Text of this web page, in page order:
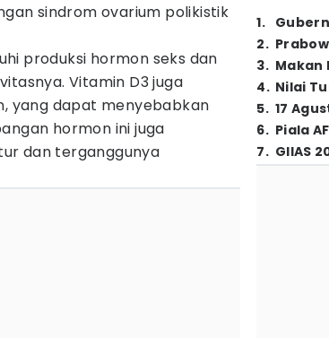
sindrom ovarium polikistik
produksi hormon seks dan
Vitamin D3 juga
yang dapat menyebabkan
hormon ini juga
dan terganggunya
1.
2.
3. Makan
4. Nilai
5. 17
6. Piala
7. GIIAS